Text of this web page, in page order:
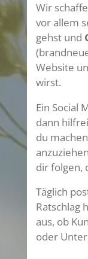
Wir
vor allem
gehst und
Website
wirst.
Ein Social
dann
du
dir folgen,
Täglich
Ratschlag
aus, ob
oder